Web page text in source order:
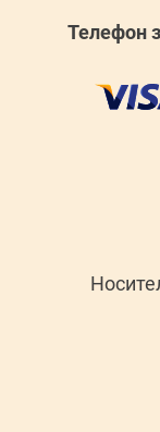
Телефон